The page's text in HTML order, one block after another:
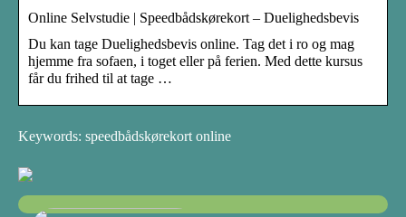
Online Selvstudie | Speedbådskørekort – Duelighedsbevis
Du kan tage Duelighedsbevis online. Tag det i ro og mag
hjemme fra sofaen, i toget eller på ferien. Med dette kursus
får du frihed til at tage …
Keywords: speedbådskørekort online